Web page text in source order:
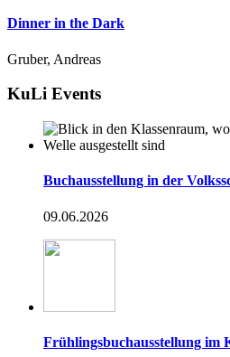
Dinner in the Dark
Gruber, Andreas
KuLi Events
Buchausstellung in der
09.06.2026
Frühlingsbuchausstellung im